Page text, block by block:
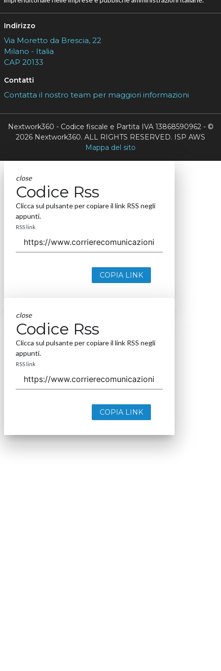
Indirizzo
Via Moretto da Brescia, 22
Milano - Italia
CAP 20133
Contatti
Contatta il nostro team per maggiori informazioni
Nextwork360 - Codice fiscale e Partita IVA 13868590962 - ©
2026 Nextwork360. ALL RIGHTS RESERVED. ISP AWS
Mappa del sito
close
Codice Rss
Clicca sul pulsante per copiare il link RSS negli
appunti.
RSS link
COPIA LINK
close
Codice Rss
Clicca sul pulsante per copiare il link RSS negli
appunti.
RSS link
COPIA LINK